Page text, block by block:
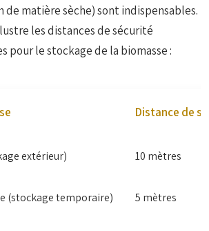
de matière sèche) sont indispensables.
les distances de sécurité
pour le stockage de la biomasse :
Distance de
extérieur) 10 mètres
(stockage temporaire) 5 mètres